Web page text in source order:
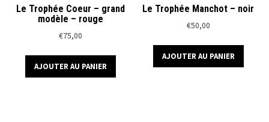
du
Le Trophée Coeur – grand
modèle – rouge
€75,00
AJOUTER AU PANIER
Le Trophée Manchot – noir
€50,00
AJOUTER AU PANIER